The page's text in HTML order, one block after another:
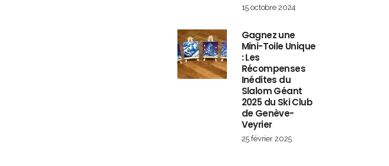
15 octobre 2024
Gagnez une
Mini-Toile Unique
: Les
Récompenses
Inédites du
Slalom Géant
2025 du Ski Club
de Genève-
Veyrier
25 février 2025